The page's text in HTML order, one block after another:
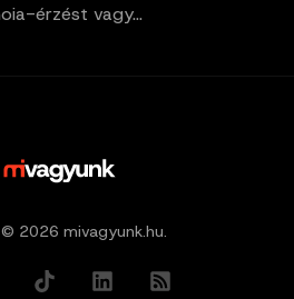
érzést vagy…
2026 mivagyunk.hu.